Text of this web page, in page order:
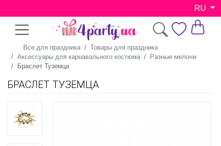
RU
Все для праздника
Товары для праздника
Аксессуары для карнавального костюма
Разные мелочи
Браслет Туземца
БРАСЛЕТ ТУЗЕМЦА